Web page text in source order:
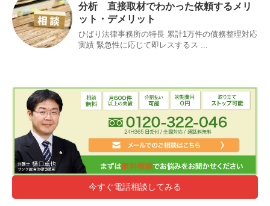
分析 直接取材でわかった依頼するメリ
ット・デメリット
ひばり法律事務所の特長 累計1万件の債務整理対応
実績 緊急性に応じて即レスするス ...
今すぐ電話相談してみる